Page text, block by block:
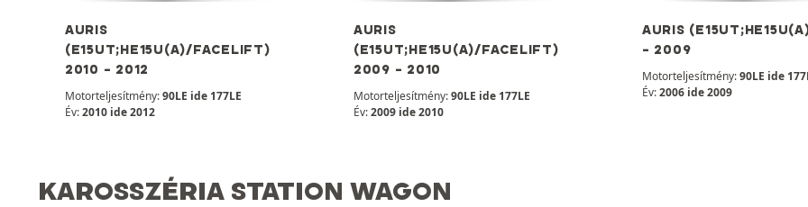
AURIS
(E15UT;HE15U(A)/FACELIFT)
2010 - 2012
Motorteljesítmény:90LE ide 177LE
Év:2010 ide 2012
AURIS
(E15UT;HE15U(A)/FACELIFT)
2009 - 2010
Motorteljesítmény:90LE ide 177LE
Év:2009 ide 2010
AURIS
- 2009
Motorteljesítmény:90LE ide
Év:2006 ide 2009
KAROSSZÉRIA STATION WAGON